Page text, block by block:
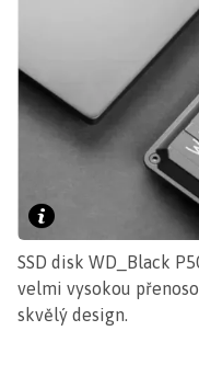
SSD disk WD_Black
velmi vysokou
skvělý design.